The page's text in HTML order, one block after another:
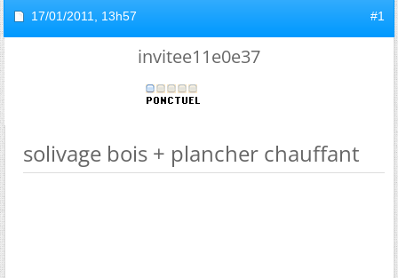
17/01/2011, 13h57 #1
invitee11e0e37
solivage bois + plancher chauffant